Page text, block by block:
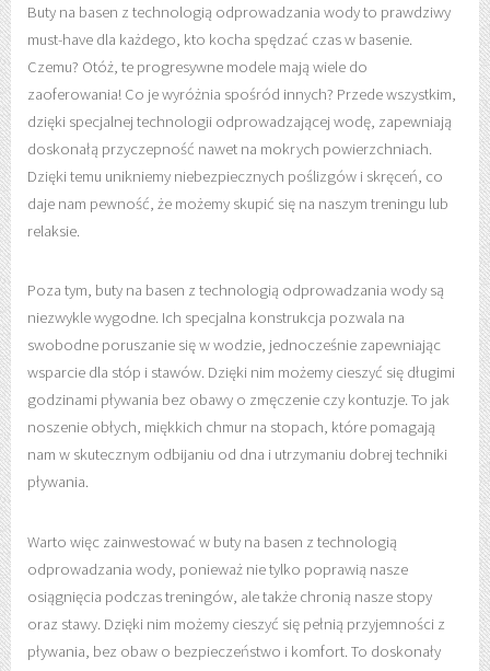
Buty na basen z technologią odprowadzania wody to prawdziwy
must-have dla każdego, kto kocha spędzać czas w basenie.
Czemu? Otóż, te progresywne modele mają wiele do
zaoferowania! Co je wyróżnia spośród innych? Przede wszystkim,
dzięki specjalnej technologii odprowadzającej wodę, zapewniają
doskonałą przyczepność nawet na mokrych powierzchniach.
Dzięki temu unikniemy niebezpiecznych poślizgów i skręceń, co
daje nam pewność, że możemy skupić się na naszym treningu lub
relaksie.
Poza tym, buty na basen z technologią odprowadzania wody są
niezwykle wygodne. Ich specjalna konstrukcja pozwala na
swobodne poruszanie się w wodzie, jednocześnie zapewniając
wsparcie dla stóp i stawów. Dzięki nim możemy cieszyć się długimi
godzinami pływania bez obawy o zmęczenie czy kontuzje. To jak
noszenie obłych, miękkich chmur na stopach, które pomagają
nam w skutecznym odbijaniu od dna i utrzymaniu dobrej techniki
pływania.
Warto więc zainwestować w buty na basen z technologią
odprowadzania wody, ponieważ nie tylko poprawią nasze
osiągnięcia podczas treningów, ale także chronią nasze stopy
oraz stawy. Dzięki nim możemy cieszyć się pełnią przyjemności z
pływania, bez obaw o bezpieczeństwo i komfort. To doskonały